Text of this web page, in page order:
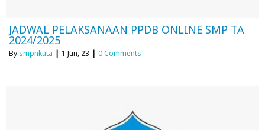
JADWAL PELAKSANAAN PPDB ONLINE SMP TA
2024/2025
By smpnkuta | 1 Jun, 23 | 0 Comments